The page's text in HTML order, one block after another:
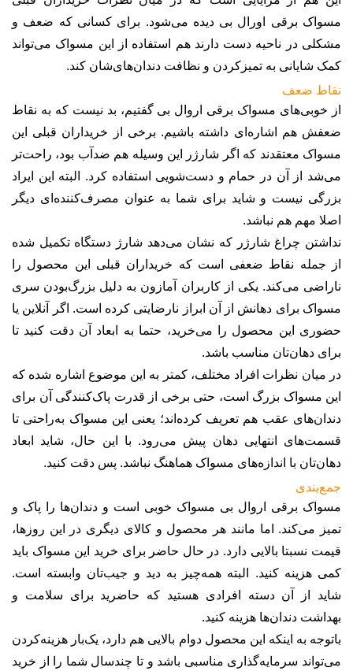
مسواک برقی اورال بی دیده می‌شود. برای کسانی که ضعف و
مشکلی در ناحیه دست دارند هم استفاده از این مسواک می‌تواند
کمک شایانی به تمیزکردن و نظافت دندان‌های‌شان کند.
نقاط ضعف
از خوبی‌های مسواک برقی اروال بی گفتیم، بد نیست که به نقاط
ضعفش هم اشاره‌ای داشته باشیم. برخی از خریداران قبلی این
مسواک معتقدند که اگر شارژر این وسیله هم ضدآب بود، راحت‌تر
می‌شد از آن در حمام و دست‌شویی استفاده کرد. البته این ایراد
بزرگی نیست و شاید برای شما به عنوان مصرف‌کننده‌ای دیگر
اصلا مهم هم نباشد.
نداشتن چراغ شارژر که نشان می‌دهد شارژ دستگاه تکمیل شده
از جمله نقاط ضعفی است که خریداران قبلی این محصول را
ناراضی می‌کند. یکی از کاربران آمازون به دلیل بزرگ‌بودن سری
مسواک برای دهانش از آن ابراز نارضایتی کرده است. اگر آنلاین یا
حضوری این محصول را می‌خرید، حتما به ابعاد آن دقت کنید تا
برای دهان‌تان مناسب باشد.
در میان نظرات افراد مختلف، کمتر به این موضوع اشاره شده که
این مسواک بزرگ است، حتی برخی از قدرت پاک‌کنندگی آن برای
دندان‌های عقب هم تعریف کرده‌اند؛ یعنی این مسواک به‌راحتی تا
قسمت‌های انتهایی دهان پیش می‌رود. با این حال، شاید ابعاد
دهان‌تان با اندازه‌های مسواک هماهنگ نباشد. پس دقت کنید.
جمع‌بندی
مسواک برقی اروال بی مسواک خوبی است و دندان‌ها را پاک و
تمیز می‌کند. اما مانند هر محصول و کالای دیگری در این روزها،
قیمت نسبتا بالایی دارد. در حال حاضر برای خرید این مسواک باید
کمی هزینه کنید. البته همه‌چیز به دید و جیب‌تان وابسته است.
شاید از آن دسته افرادی هستید که حاضرید برای سلامت و
بهداشت دندان‌ها هزینه کنید.
باتوجه به اینکه این محصول دوام بالایی هم دارد، یک‌بار هزینه‌کردن
می‌تواند سرمایه‌گذاری مناسبی باشد و تا چندسال شما را از خرید